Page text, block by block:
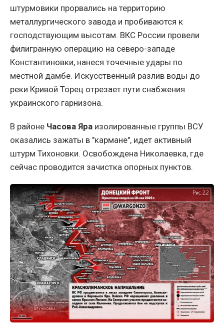
штурмовики прорвались на территорию
металлургического завода и пробиваются к
господствующим высотам. ВКС России провели
филигранную операцию на северо-западе
Константиновки, нанеся точечные удары по
местной дамбе. Искусственный разлив воды до
реки Кривой Торец отрезает пути снабжения
украинского гарнизона.
В районе Часова Яра изолированные группы ВСУ
оказались зажаты в "кармане", идет активный
штурм Тихоновки. Освобождена Николаевка, где
сейчас проводится зачистка опорных пунктов.